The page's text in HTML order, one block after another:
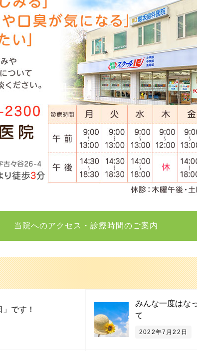
当院へのアクセス・診療時間のご案内
です！
みんな一度はな
て
2022年7月22日